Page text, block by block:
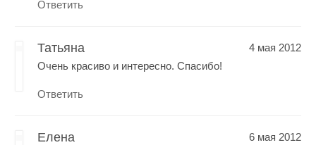
Ответить
Татьяна
4 мая 2012
Очень красиво и интересно. Спасибо!
Ответить
Елена
6 мая 2012